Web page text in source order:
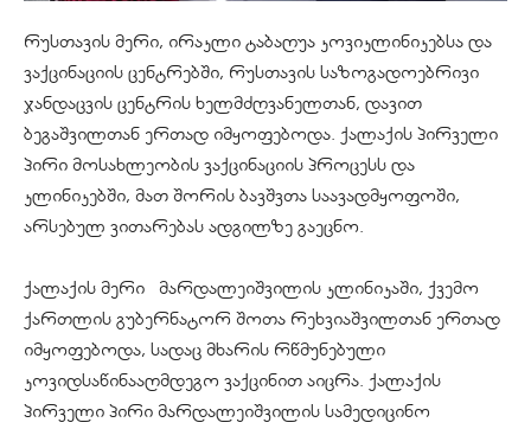
რუსთავის მერი, ირაკლი ტაბაღუა კოვიკლინიკებსა და
ვაქცინაციის ცენტრებში, რუსთავის საზოგადოებრივი
ჯანდაცვის ცენტრის ხელმძღვანელთან, დავით
ბეგაშვილთან ერთად იმყოფებოდა. ქალაქის პირველი
პირი მოსახლეობის ვაქცინაციის პროცესს და
კლინიკებში, მათ შორის ბავშვთა საავადმყოფოში,
არსებულ ვითარებას ადგილზე გაეცნო.
ქალაქის მერი მარდალეიშვილის კლინიკაში, ქვემო
ქართლის გუბერნატორ შოთა რეხვიაშვილთან ერთად
იმყოფებოდა, სადაც მხარის რწმუნებული
კოვიდსაწინააღმდეგო ვაქცინით აიცრა. ქალაქის
პირველი პირი მარდალეიშვილის სამედიცინო